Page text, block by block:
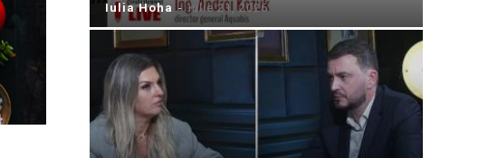
Iulia Hoha - iulie 21, 2026